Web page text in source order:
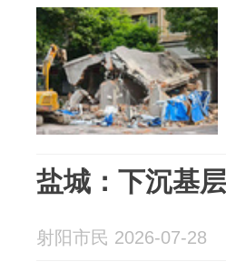
盐城：下沉基
射阳市民 2026-07-28